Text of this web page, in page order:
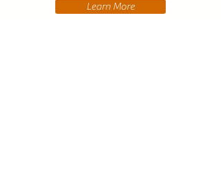
Learn More